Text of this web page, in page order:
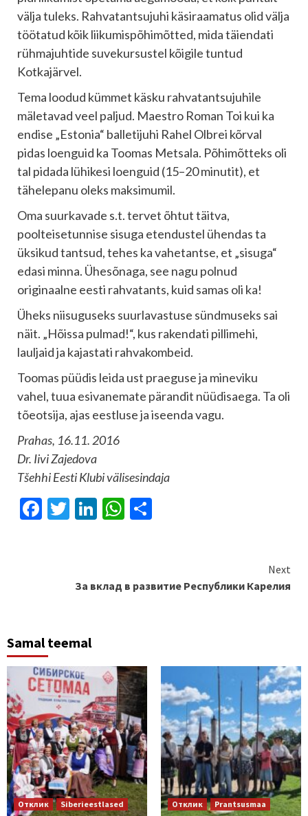
välja tuleks. Rahvatantsujuhi käsiraamatus olid välja
töötatud kõik liikumispõhimõtted, mida täiendati
rühmajuhtide suvekursustel kõigile tuntud
Kotkajärvel.
Tema loodud kümmet käsku rahvatantsujuhile
mäletavad veel paljud. Maestro Roman Toi kui ka
endise „Estonia“ balletijuhi Rahel Olbrei kõrval
pidas loenguid ka Toomas Metsala. Põhimõtteks oli
tal pidada lühikesi loenguid (15–20 minutit), et
tähelepanu oleks maksimumil.
Oma suurkavade s.t. tervet õhtut täitva,
poolteisetunnise sisuga etendustel ühendas ta
üksikud tantsud, tehes ka vahetantse, et „sisuga“
edasi minna. Ühesõnaga, see nagu polnud
originaalne eesti rahvatants, kuid samas oli ka!
Üheks niisuguseks suurlavastuse sündmuseks sai
näit. „Hõissa pulmad!“, kus rakendati pillimehi,
lauljaid ja kajastati rahvakombeid.
Toomas püüdis leida ust praeguse ja mineviku
vahel, tuua esivanemate pärandit nüüdisaega. Ta oli
tõeotsija, ajas eestluse ja iseenda vagu.
Prahas, 16.11. 2016
Dr. Iivi Zajedova
Tšehhi Eesti Klubi välisesindaja
Facebook
Twitter
LinkedIn
WhatsApp
Reading
Next
За вклад в развитие Республики Карелия
Samal teemal
Отклик Siberieestlased Отклик Prantsusmaa